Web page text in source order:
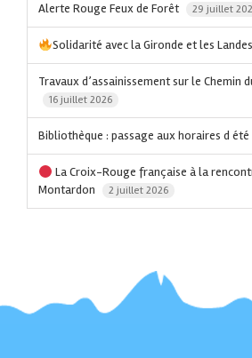
​Alerte Rouge Feux de Forêt 29 juillet
Solidarité avec la Gironde et les Landes
Travaux d’assainissement sur le Chemin
16 juillet 2026
Bibliothèque : passage aux horaires d été
La Croix-Rouge française à la
Montardon
2 juillet 2026